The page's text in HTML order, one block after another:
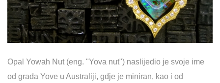
Opal Yowah Nut (eng. "Yova nut") naslijedio je svoje ime
od grada Yove u Australiji, gdje je miniran, kao i od